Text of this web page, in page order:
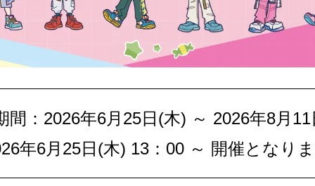
間：2026年6月25日(木) ～ 2026年8月
年6月25日(木) 13：00 ～ 開催となり